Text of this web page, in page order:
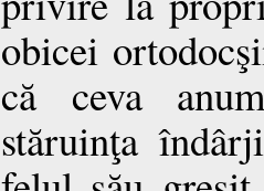
obicei
că ceva
stăruinţa